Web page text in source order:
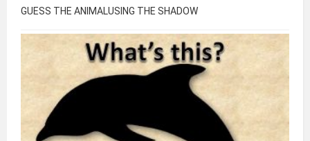
GUESS THE ANIMALUSING THE SHADOW